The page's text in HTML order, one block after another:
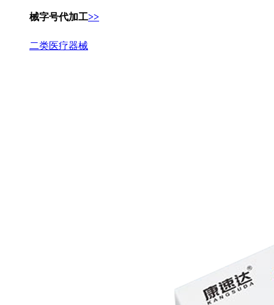
械字号代加工>>
二类医疗器械